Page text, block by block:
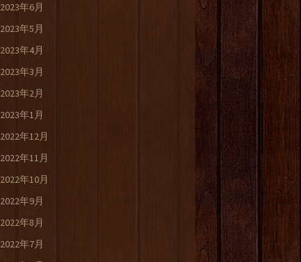
2023年6月
2023年5月
2023年4月
2023年3月
2023年2月
2023年1月
2022年12月
2022年11月
2022年10月
2022年9月
2022年8月
2022年7月